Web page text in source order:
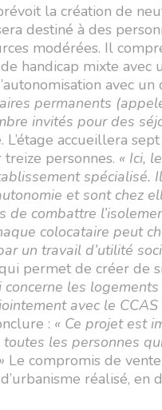
la création de
destiné à des
modérées. Il
handicap mixte
avec un
permanents
invités pour des
L’étage accueillera
treize personnes. « Ici,
spécialisé.
et sont chez
de combattre
colocataire peut
un travail d’utilité
permet de créer de
concerne les
avec le CCAS
: « Ce projet est
toutes les personnes
Le compromis de
réalisé, en